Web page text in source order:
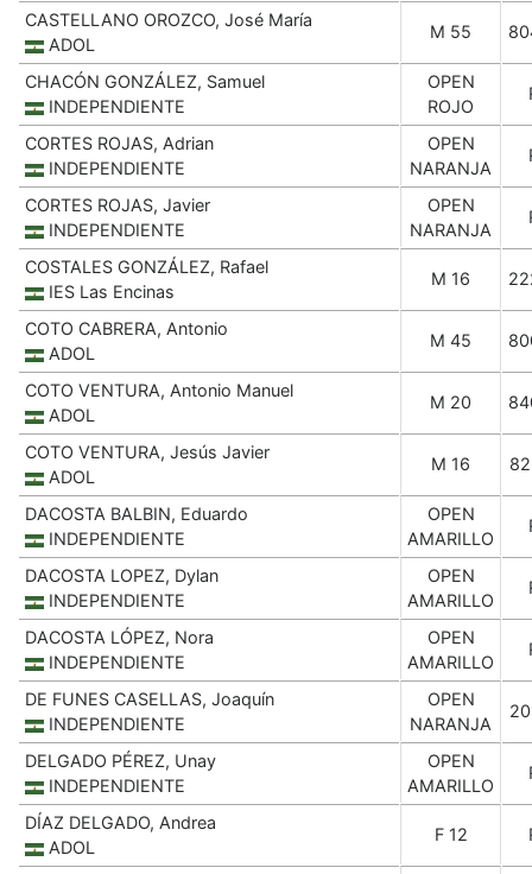
CASTELLANO OROZCO, José María
ADOL
M 55
CHACÓN GONZÁLEZ, Samuel
INDEPENDIENTE
OPEN
ROJO
CORTES ROJAS, Adrian
INDEPENDIENTE
OPEN
NARANJA
CORTES ROJAS, Javier
INDEPENDIENTE
OPEN
NARANJA
COSTALES GONZÁLEZ, Rafael
IES Las Encinas
M 16
COTO CABRERA, Antonio
ADOL
M 45
COTO VENTURA, Antonio Manuel
ADOL
M 20
COTO VENTURA, Jesús Javier
ADOL
M 16
DACOSTA BALBIN, Eduardo
INDEPENDIENTE
OPEN
AMARILLO
DACOSTA LOPEZ, Dylan
INDEPENDIENTE
OPEN
AMARILLO
DACOSTA LÓPEZ, Nora
INDEPENDIENTE
OPEN
AMARILLO
DE FUNES CASELLAS, Joaquín
INDEPENDIENTE
OPEN
NARANJA
DELGADO PÉREZ, Unay
INDEPENDIENTE
OPEN
AMARILLO
DÍAZ DELGADO, Andrea
ADOL
F 12